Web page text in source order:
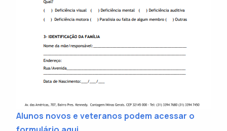
Alunos novos e veteranos podem acessar o